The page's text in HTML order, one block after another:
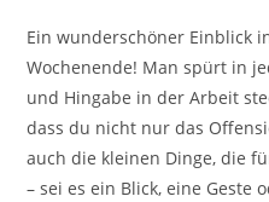
Ein wunderschöner Einblick
Wochenende! Man spürt in
und Hingabe in der Arbeit
dass du nicht nur das
auch die kleinen Dinge, die
– sei es ein Blick, eine Geste